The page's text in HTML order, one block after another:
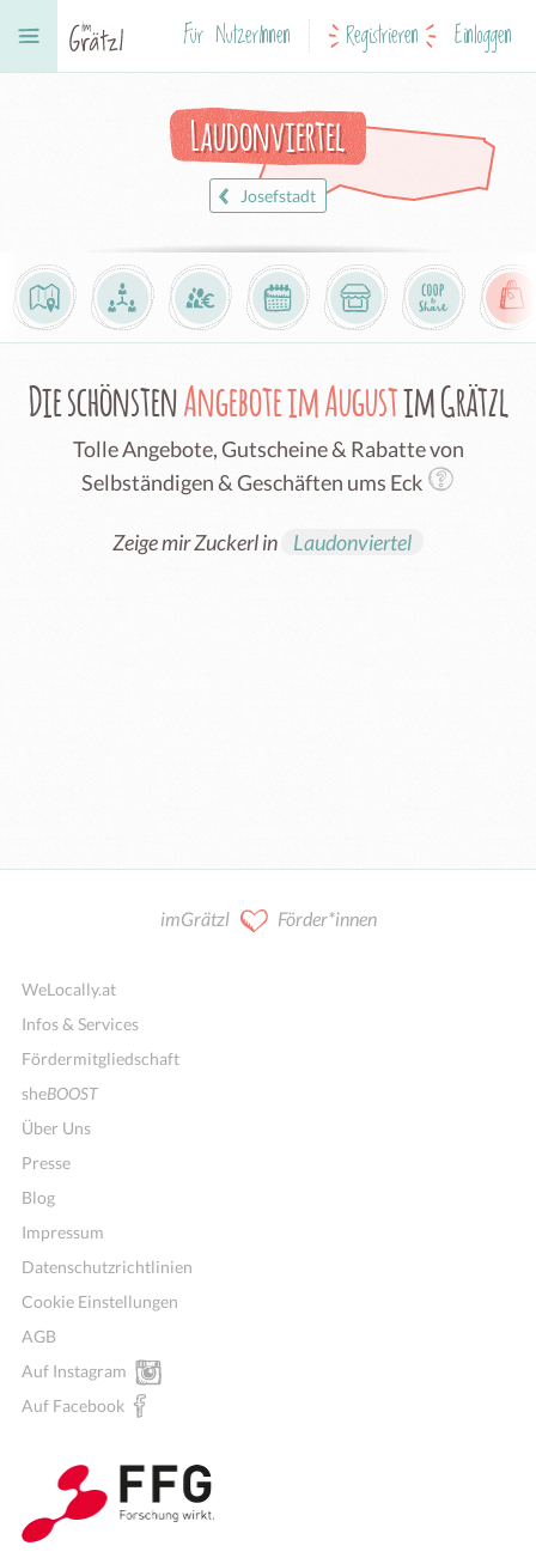
Für NutzerInnen Registrieren Einloggen
Laudonviertel
Josefstadt
Die schönstenAngebote im Augustim Grätzl
Tolle Angebote, Gutscheine & Rabatte von
Selbständigen & Geschäften ums Eck
Zeige mir Zuckerl in Laudonviertel
imGrätzl Förder*innen
WeLocally.at
Infos & Services
Fördermitgliedschaft
sheBOOST
Über Uns
Presse
Blog
Impressum
Datenschutzrichtlinien
Cookie Einstellungen
AGB
Auf Instagram
Auf Facebook